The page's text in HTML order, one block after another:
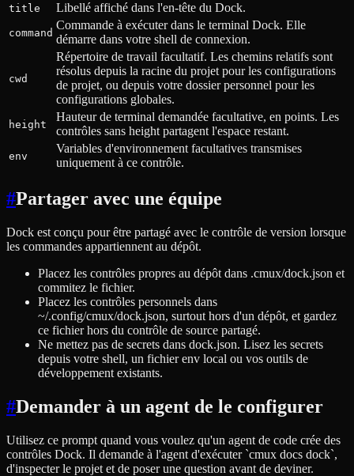
title Libellé affiché dans l'en-tête du Dock.
command
Commande à exécuter dans le terminal Dock. Elle
démarre dans votre shell de connexion.
cwd
Répertoire de travail facultatif. Les chemins relatifs sont
résolus depuis la racine du projet pour les configurations
de projet, ou depuis votre dossier personnel pour les
configurations globales.
height
Hauteur de terminal demandée facultative, en points. Les
contrôles sans height partagent l'espace restant.
env
Variables d'environnement facultatives transmises
uniquement à ce contrôle.
#Partager avec une équipe
Dock est conçu pour être partagé avec le contrôle de version lorsque
les commandes appartiennent au dépôt.
Placez les contrôles propres au dépôt dans .cmux/dock.json et
commitez le fichier.
Placez les contrôles personnels dans
~/.config/cmux/dock.json, surtout hors d'un dépôt, et gardez
ce fichier hors du contrôle de source partagé.
Ne mettez pas de secrets dans dock.json. Lisez les secrets
depuis votre shell, un fichier env local ou vos outils de
développement existants.
#Demander à un agent de le configurer
Utilisez ce prompt quand vous voulez qu'un agent de code crée des
contrôles Dock. Il demande à l'agent d'exécuter `cmux docs dock`,
d'inspecter le projet et de poser une question avant de deviner.